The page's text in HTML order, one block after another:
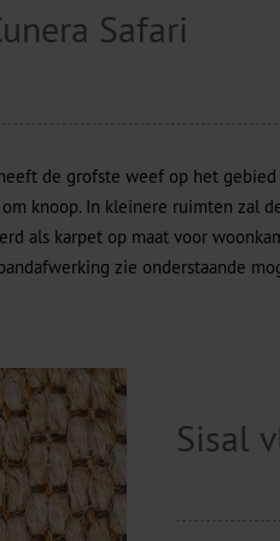
Safari
de grofste weef op het gebied
knoop. In kleinere ruimten zal
als karpet op maat voor
zie onderstaande
Sisal